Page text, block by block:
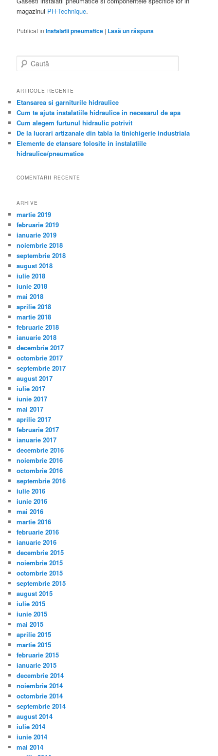
magazinul PH-Technique.
Publicat în Instalatii pneumatice | Lasă un răspuns
Caută
ARTICOLE RECENTE
Etansarea si garniturile hidraulice
Cum te ajuta instalatiile hidraulice in necesarul de apa
Cum alegem furtunul hidraulic potrivit
De la lucrari artizanale din tabla la tinichigerie industriala
Elemente de etansare folosite in instalatiile
hidraulice/pneumatice
COMENTARII RECENTE
ARHIVE
martie 2019
februarie 2019
ianuarie 2019
noiembrie 2018
septembrie 2018
august 2018
iulie 2018
iunie 2018
mai 2018
aprilie 2018
martie 2018
februarie 2018
ianuarie 2018
decembrie 2017
octombrie 2017
septembrie 2017
august 2017
iulie 2017
iunie 2017
mai 2017
aprilie 2017
februarie 2017
ianuarie 2017
decembrie 2016
noiembrie 2016
octombrie 2016
septembrie 2016
iulie 2016
iunie 2016
mai 2016
martie 2016
februarie 2016
ianuarie 2016
decembrie 2015
noiembrie 2015
octombrie 2015
septembrie 2015
august 2015
iulie 2015
iunie 2015
mai 2015
aprilie 2015
martie 2015
februarie 2015
ianuarie 2015
decembrie 2014
noiembrie 2014
octombrie 2014
septembrie 2014
august 2014
iulie 2014
iunie 2014
mai 2014